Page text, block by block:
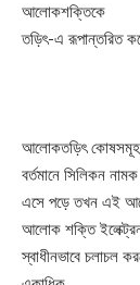
আলোকশক্তিকে
তড়িৎ-এ রূপান্তরিত
আলোকতড়িৎ কোষসমূহ
বর্তমানে সিলিকন
এসে পড়ে তখন এই
আলোক শক্তি
স্বাধীনভাবে চলাচল